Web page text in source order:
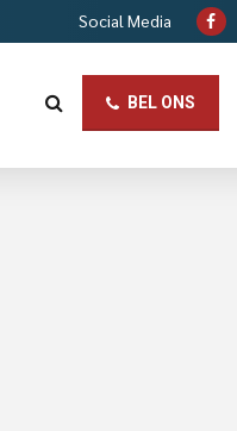
Social Media
BEL ONS